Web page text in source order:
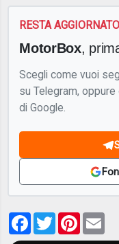
RESTA AGGIORNATO
MotorBox,
Scegli come vuoi
su Telegram,
di Google.
Facebook
Twitter